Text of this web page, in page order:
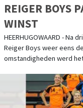
REIGER BOYS
WINST
HEERHUGOWAARD -
Reiger Boys weer eens
omstandigheden werd